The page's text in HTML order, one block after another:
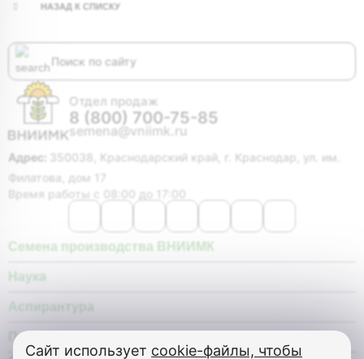
НАЗАД К СПИСКУ
Отдел продаж
8 (800) 700-75-85
semena@vniimk.ru
Адрес:
350038, Краснодарский край, г. Краснодар, ул. им.
Филатова, дом 17
Время работы с 08:00 до 17:00
Семена производства ВНИИМК
Наука
Аспирантура
Покупателю
Сайт использует cookie-файлы, чтобы